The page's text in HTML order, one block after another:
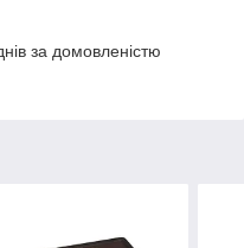
за домовленістю